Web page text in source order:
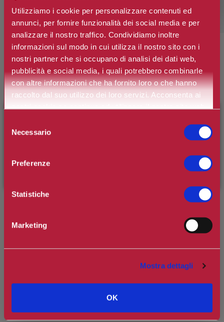
Utilizziamo i cookie per personalizzare contenuti ed
annunci, per fornire funzionalità dei social media e per
analizzare il nostro traffico. Condividiamo inoltre
informazioni sul modo in cui utilizza il nostro sito con i
nostri partner che si occupano di analisi dei dati web,
pubblicità e social media, i quali potrebbero combinarle
con altre informazioni che ha fornito loro o che hanno
raccolto dal suo utilizzo dei loro servizi. Acconsenta ai
nostri cookie se continua ad utilizzare il nostro sito web.
delNecessario
Preferenze
Statistiche
Marketing
Mostra dettagli
OK
ATKINSONS
For Gentlemen Crema Capelli
Spedizione in Italia gratuita se il carrello supera i 60€
Ottieni 1 punti Camilleri Fidelity Card -Regolamento
e usufruisci dello
inserendo il codice